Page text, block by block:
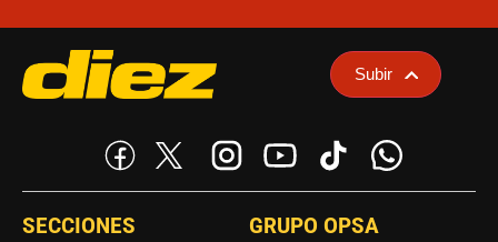
Subir
SECCIONES GRUPO OPSA